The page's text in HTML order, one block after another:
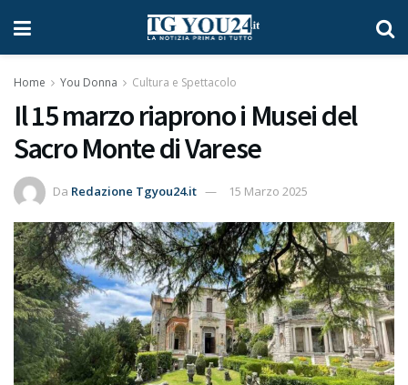
Home You Donna Cultura e Spettacolo
Il 15 marzo riaprono i Musei del
Sacro Monte di Varese
Da Redazione Tgyou24.it 15 Marzo 2025